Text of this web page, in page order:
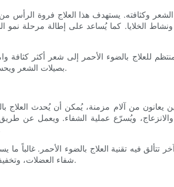
الشعر وكثافته. يستهدف هذا العلاج فروة
الخلايا. كما يُساعد على إطالة مرحلة
للعلاج بالضوء الأحمر إلى شعر أكثر كثافة
بصيلات الشعر ويحسن الدورة الدموية في فروة الرأس.
يعانون من آلام مزمنة، يُمكن أن يُحدث العلاج
والانزعاج، ويُسرّع عملية الشفاء. ويعمل عن
تتألق فيه تقنية العلاج بالضوء الأحمر. غالباً ما
شفاء العضلات، وتخفيف الألم، وتحسين الأداء البدني العام.